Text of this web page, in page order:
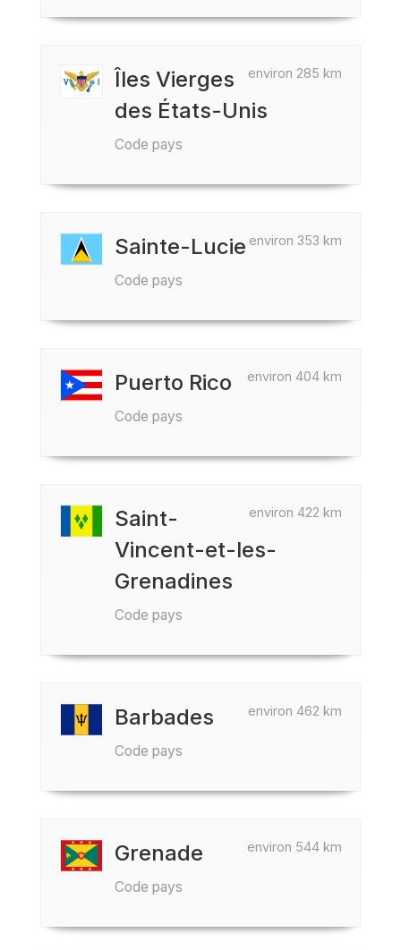
environ 285 km
Îles Vierges
des États-Unis
Code pays
environ 353 km
Sainte-Lucie
Code pays
environ 404 km
Puerto Rico
Code pays
environ 422 km
Saint-
Vincent-et-les-
Grenadines
Code pays
environ 462 km
Barbades
Code pays
environ 544 km
Grenade
Code pays